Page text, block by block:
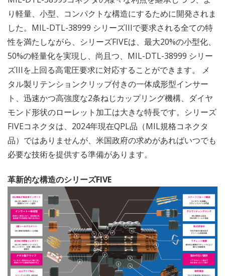
り軽量、小型、コンパクトな構造にするために開発されま
した。MIL-DTL-38999 シリーズIIIで要求される全ての特
性を満たしながら、シリーズFIVEは、最大20%の小型化、
50%の軽量化を実現し、尚且つ、MIL-DTL-38999 シリー
ズIIIを上回る高電圧要求に対応することができます。 メ
タル製リテンションクリップ付きの一体成形型インサー
ト、迅速かつ高強度な2条ねじカップリング機構、ダイヤ
モンド形状のローレット加工は大きな特長です。シリーズ
FIVEコネクタは、2024年現在QPL品（MIL規格コネクタ
品）ではありませんが、米国政府の求めがあればいつでも
必要な技術を提供する準備があります。
革新的な構造のシリーズFIVE